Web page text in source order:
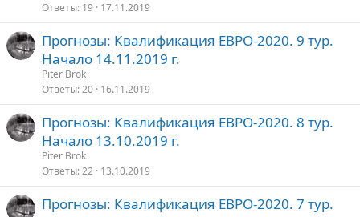
Ответы 19 17.11.2019
Прогнозы: Квалификация ЕВРО-2020. 9 тур.
Начало 14.11.2019 г.
Piter Brok
Ответы 20 16.11.2019
Прогнозы: Квалификация ЕВРО-2020. 8 тур.
Начало 13.10.2019 г.
Piter Brok
Ответы 22 13.10.2019
Прогнозы: Квалификация ЕВРО-2020. 7 тур.